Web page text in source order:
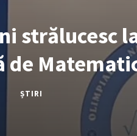
strălucesc
de
ȘTIRI